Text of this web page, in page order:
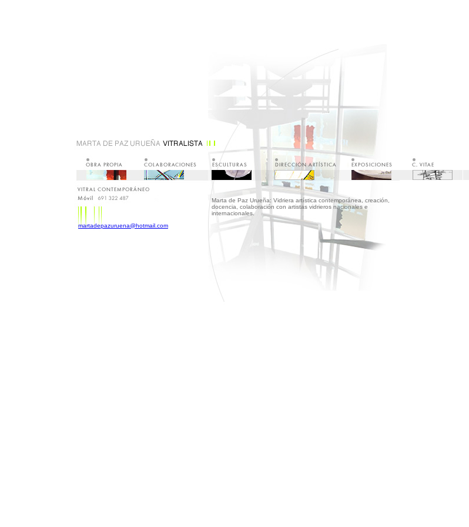
Marta de Paz Urueña: Vidriera artística contemporánea, creación,
docencia, colaboración con artistas vidrieros nacionales e
internacionales.
martadepazuruena@hotmail.com